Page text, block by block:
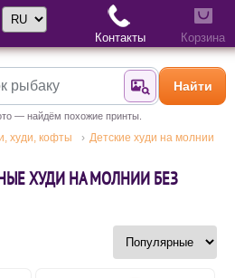
Найти поНайти
— найдём похожие принты.
худи, кофты
Детские худи на молнии
ХУДИ НА МОЛНИИ БЕЗ
Выбор языка
Контакты Корзина